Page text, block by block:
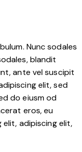
Nunc sodales
blandit
ante vel suscipit
elit, sed
do eiusm od
eros, eu
adipiscing elit,